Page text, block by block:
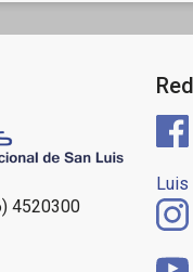
4520300
Luis